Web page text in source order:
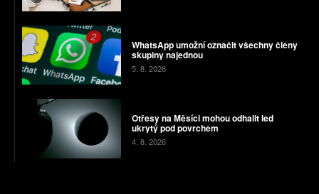
WhatsApp umožní označit všechny členy
skupiny najednou
5. 8. 2026
Otřesy na Měsíci mohou odhalit led
ukrytý pod povrchem
4. 8. 2026